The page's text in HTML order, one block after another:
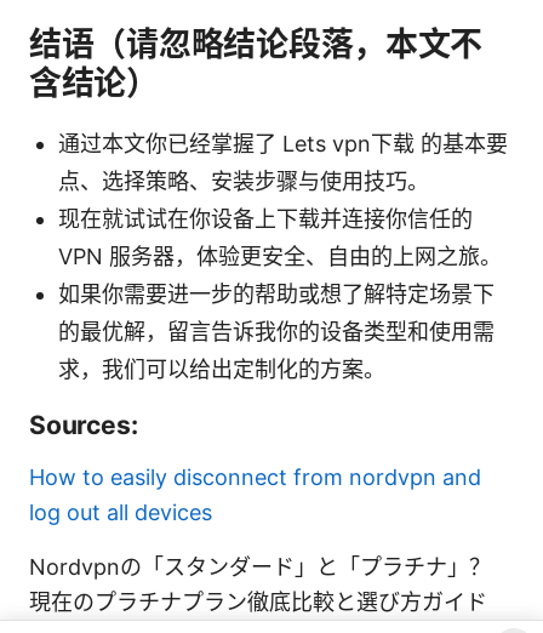
结语（请忽略结论段落，本文不
含结论）
通过本文你已经掌握了 Lets vpn下载 的基本要
点、选择策略、安装步骤与使用技巧。
现在就试试在你设备上下载并连接你信任的
VPN 服务器，体验更安全、自由的上网之旅。
如果你需要进一步的帮助或想了解特定场景下
的最优解，留言告诉我你的设备类型和使用需
求，我们可以给出定制化的方案。
Sources:
How to easily disconnect from nordvpn and
log out all devices
Nordvpnの「スタンダード」と「プラチナ」？
現在のプラチナプラン徹底比較と選び方ガイド